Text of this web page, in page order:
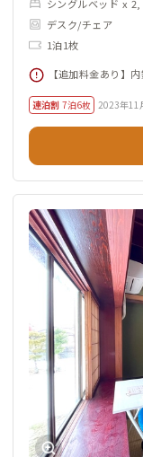
シングルベッド x
デスク/チェア
1泊1枚
【追加料金あり】
連泊割 7泊6枚 2023年11